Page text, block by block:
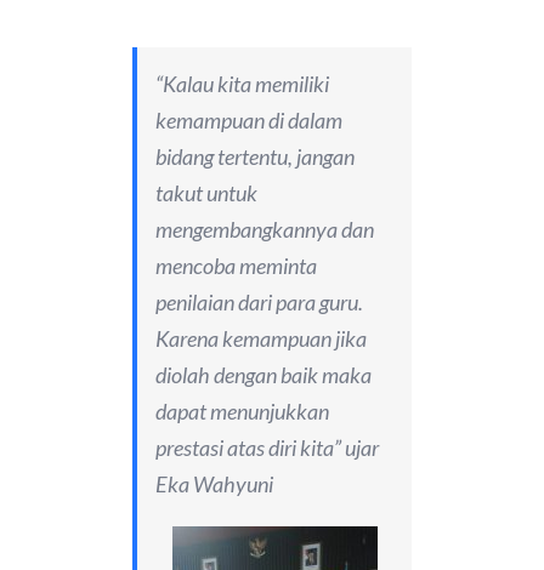
“Kalau kita memiliki
kemampuan di dalam
bidang tertentu, jangan
takut untuk
mengembangkannya dan
mencoba meminta
penilaian dari para guru.
Karena kemampuan jika
diolah dengan baik maka
dapat menunjukkan
prestasi atas diri kita” ujar
Eka Wahyuni